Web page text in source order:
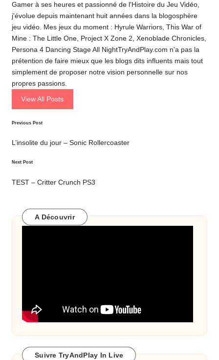
Gamer à ses heures et passionné de l'Histoire du Jeu Vidéo,
j'évolue depuis maintenant huit années dans la blogosphère
jeu vidéo. Mes jeux du moment : Hyrule Warriors, This War of
Mine : The Little One, Project X Zone 2, Xenoblade Chronicles,
Persona 4 Dancing Stage All NightTryAndPlay.com n'a pas la
prétention de faire mieux que les blogs dits influents mais tout
simplement de proposer notre vision personnelle sur nos
propres passions.
View All Posts
Post
navigation
Previous Post
L’insolite du jour – Sonic Rollercoaster
Next Post
TEST – Critter Crunch PS3
A Découvrir
Suivre TryAndPlay In Live